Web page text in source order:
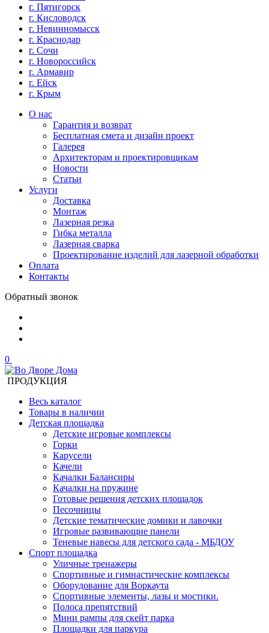
г. Пятигорск
г. Кисловодск
г. Невинномысск
г. Краснодар
г. Сочи
г. Новороссийск
г. Армавир
г. Ейск
г. Крым
О нас
Гарантия и возврат
Бесплатная смета и дизайн проект
Галерея
Архитекторам и проектировщикам
Новости
Статьи
Услуги
Доставка
Монтаж
Лазерная резка
Гибка металла
Лазерная сварка
Проектирование изделий для лазерной обработки
Оплата
Контакты
Обратный звонок
0
ПРОДУКЦИЯ
Весь каталог
Товары в наличии
Детская площадка
Детские игровые комплексы
Горки
Карусели
Качели
Качалки Балансиры
Качалки на пружине
Готовые решения детских площадок
Песочницы
Детские тематические домики и лавочки
Игровые развивающие панели
Теневые навесы для детского сада - МБДОУ
Спорт площадка
Уличные тренажеры
Спортивные и гимнастические комплексы
Оборудование для Воркаута
Спортивные элементы, лазы и мостики.
Полоса препятствий
Мини рампы для скейт парка
Площадки для паркура